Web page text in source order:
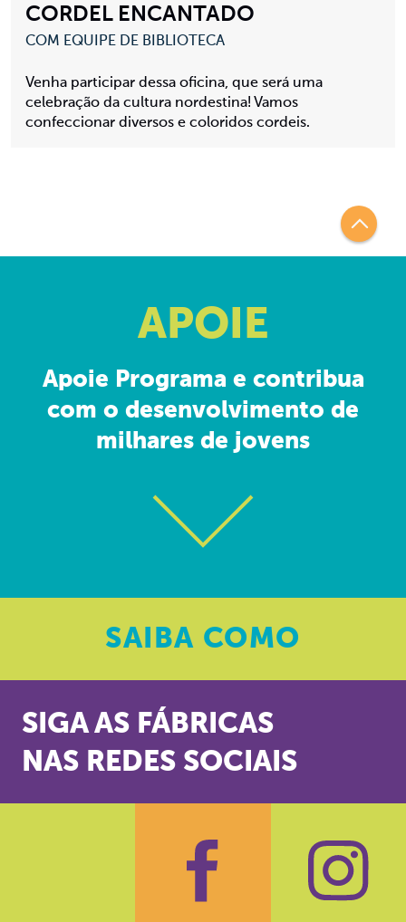
CORDEL ENCANTADO
COM EQUIPE DE BIBLIOTECA
Venha participar dessa oficina, que será uma
celebração da cultura nordestina! Vamos
confeccionar diversos e coloridos cordeis.
APOIE
Apoie Programa e contribua
com o desenvolvimento de
milhares de jovens
SAIBA COMO
SIGA AS FÁBRICAS
NAS REDES SOCIAIS